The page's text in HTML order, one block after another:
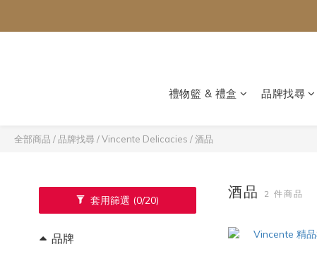
禮物籃 & 禮盒 品牌找尋
全部商品 /品牌找尋 /Vincente Delicacies /酒品
套用篩選 (0/20)
品牌
酒品 2 件商品